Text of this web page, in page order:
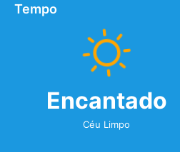
Tempo
Encantado
Céu Limpo